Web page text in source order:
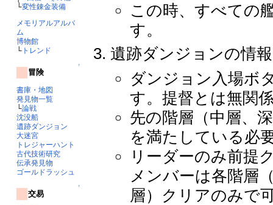
└変性錬金装備
メモリアルアルバ
ム
博物館
└トレンド
↑
冒険
書庫・地図
発見物一覧
└論戦
沈没船
遺跡ダンジョン
大迷宮
トレジャーハント
古代技術研究
伝承発見物
ゴールドラッシュ
↑
交易
この時、すべての
す。
遺跡ダンジョンの情
ダンジョン入場ボ
す。提督とは無関
先の階層（中層、
を満たしている必
リーダーのみ前提
メンバーは各階層
層）クリアのみで